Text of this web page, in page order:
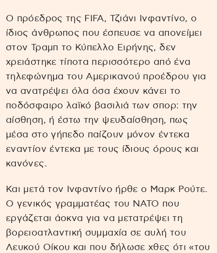
Ο πρόεδρος της FIFA, Τζιάνι Ινφαντίνο, ο
ίδιος άνθρωπος που έσπευσε να απονείμει
στον Τραμπ το Κύπελλο Ειρήνης, δεν
χρειάστηκε τίποτα περισσότερο από ένα
τηλεφώνημα του Αμερικανού προέδρου για
να ανατρέψει όλα όσα έχουν κάνει το
ποδόσφαιρο λαϊκό βασιλιά των σπορ: την
αίσθηση, ή έστω την ψευδαίσθηση, πως
μέσα στο γήπεδο παίζουν μόνον έντεκα
εναντίον έντεκα με τους ίδιους όρους και
κανόνες.
Και μετά τον Ινφαντίνο ήρθε ο Μαρκ Ρούτε.
Ο γενικός γραμματέας του ΝΑΤΟ που
εργάζεται άοκνα για να μετατρέψει τη
βορειοατλαντική συμμαχία σε αυλή του
Λευκού Οίκου και που δήλωσε χθες ότι «του